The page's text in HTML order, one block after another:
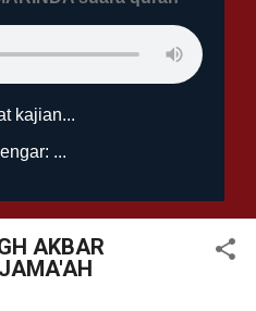
kajian...
...
AKBAR